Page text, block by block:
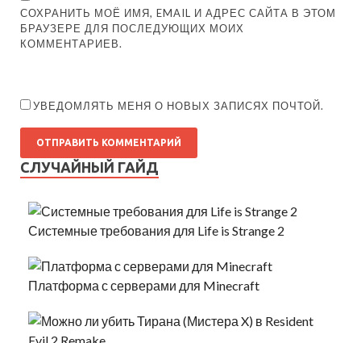
СОХРАНИТЬ МОЁ ИМЯ, EMAIL И АДРЕС САЙТА В ЭТОМ
БРАУЗЕРЕ ДЛЯ ПОСЛЕДУЮЩИХ МОИХ
КОММЕНТАРИЕВ.
УВЕДОМЛЯТЬ МЕНЯ О НОВЫХ ЗАПИСЯХ ПОЧТОЙ.
СЛУЧАЙНЫЙ ГАЙД
Системные требования для Life is Strange 2
Платформа с серверами для Minecraft